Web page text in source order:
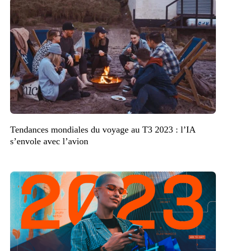
Tendances mondiales du voyage au T3 2023 : l’IA
s’envole avec l’avion